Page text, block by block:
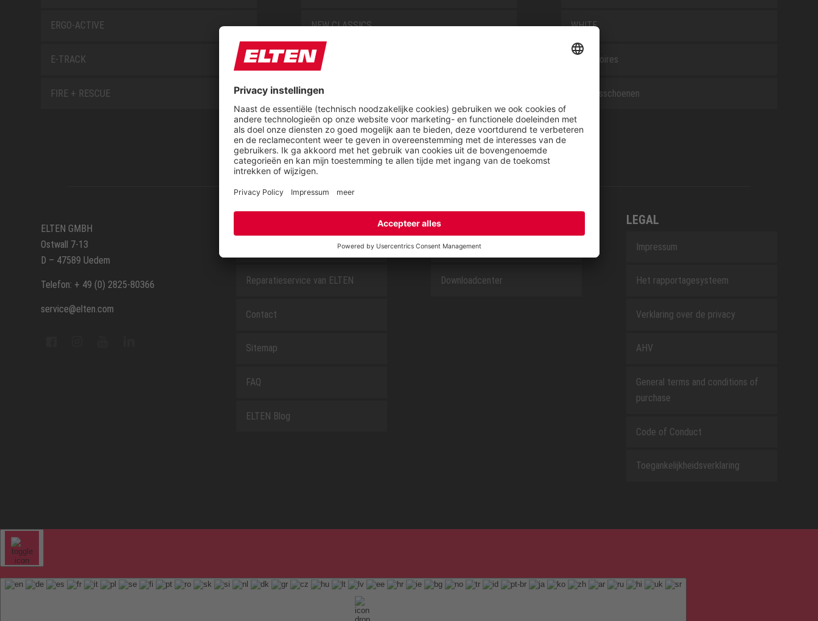
ERGO-ACTIVE
E-TRACK
FIRE + RESCUE
NEW CLASSICS
NOVA
RETRO
SAFEGUARD
WHITE
Accessoires
Beroepsschoenen
ELTEN GMBH
Ostwall 7-13
D – 47589 Uedem
Telefon: + 49 (0) 2825-80366
service@elten.com
Reparatieservice van ELTEN
Contact
Sitemap
FAQ
ELTEN Blog
OVER ELTEN
CSR-Report
Downloadcenter
LEGAL
Impressum
Het rapportagesysteem
Verklaring over de privacy
AHV
General terms and conditions of
purchase
Code of Conduct
Toegankelijkheidsverklaring